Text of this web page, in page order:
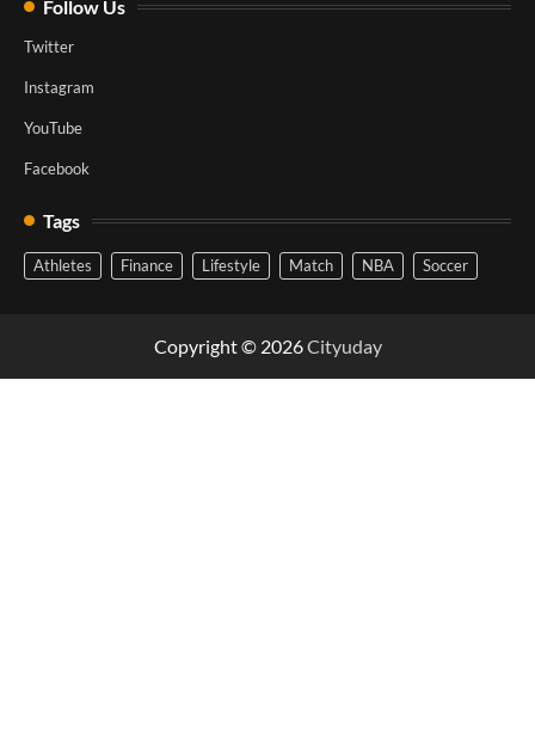
Follow Us
Twitter
Instagram
YouTube
Facebook
Tags
Athletes Finance Lifestyle Match NBA Soccer
Copyright © 2026Cityuday